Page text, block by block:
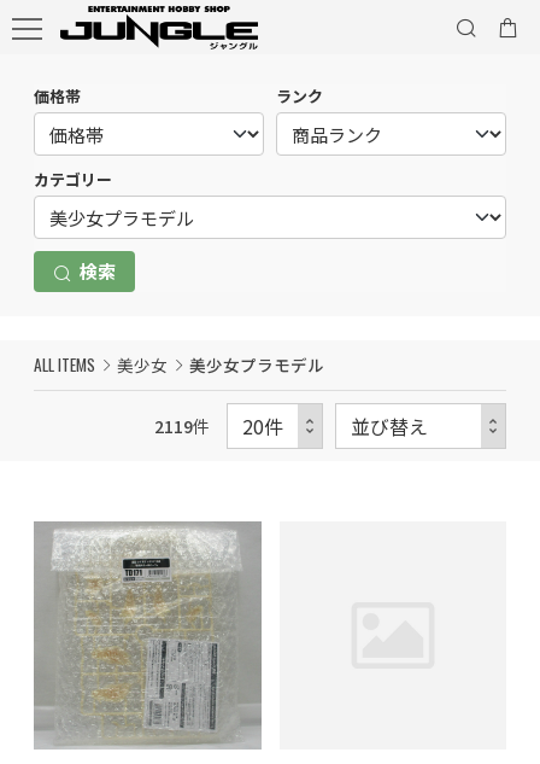
価格帯 ランク
カテゴリー
検索
ALL ITEMS 美少女 美少女プラモデル
2119件